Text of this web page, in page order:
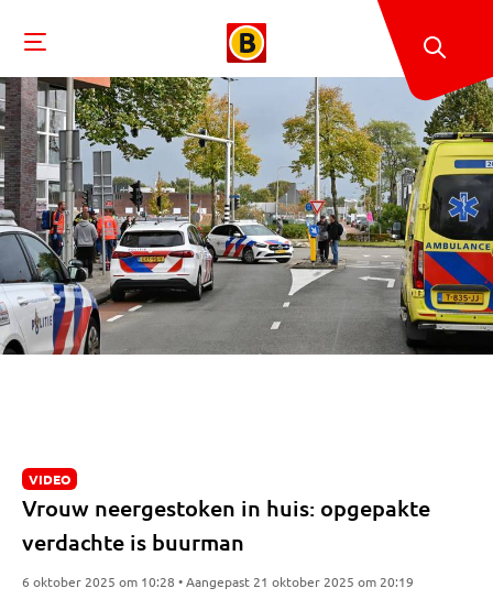
VIDEO
Vrouw neergestoken in huis: opgepakte
verdachte is buurman
6 oktober 2025 om 10:28 • Aangepast 21 oktober 2025 om 20:19